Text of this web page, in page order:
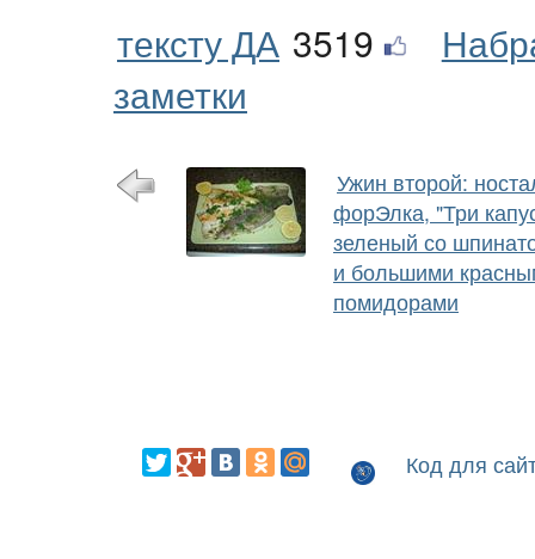
тексту ДА 3519
заметки
Ужин второй:
форЭлка, "Три
зеленый со
и большими
помидорами
Код для